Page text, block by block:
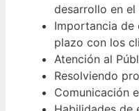
desarrollo en
Importancia de
plazo con los
Atención al
Resolviendo
Comunicación